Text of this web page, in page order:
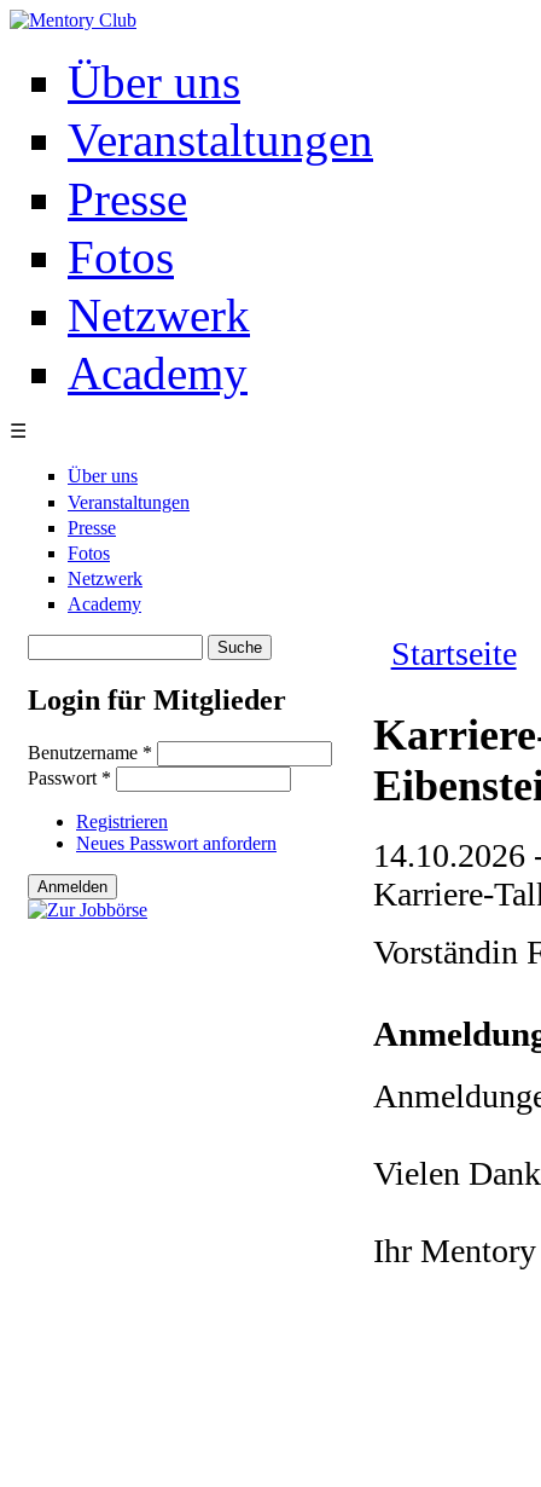
Direkt zum Inhalt
Über uns
Veranstaltungen
Presse
Fotos
Netzwerk
Academy
☰
Über uns
Veranstaltungen
Presse
Fotos
Netzwerk
Academy
Login für Mitglieder
Benutzername *
Passwort *
Registrieren
Neues Passwort anfordern
Sie sind
Startseite
14.10.2026
Karriere-
Vorständin
Vielen
Ihr Mentory